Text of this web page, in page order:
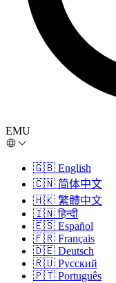
EMU
🇬🇧 English
🇨🇳 简体中文
🇭🇰 繁體中文
🇮🇳 हिन्दी
🇪🇸 Español
🇫🇷 Français
🇩🇪 Deutsch
🇷🇺 Русский
🇵🇹 Português